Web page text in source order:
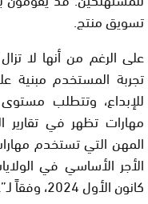
تسويق منتج.
على الرغم من أنها لا
تجربة المستخدم مبنية
للإبداع، وتتطلب
مهارات تظهر في
المهن التي تستخدم
الأجر الأساسي في
كانون الأول 2024، وفقاً لـ”غلاسدور”: